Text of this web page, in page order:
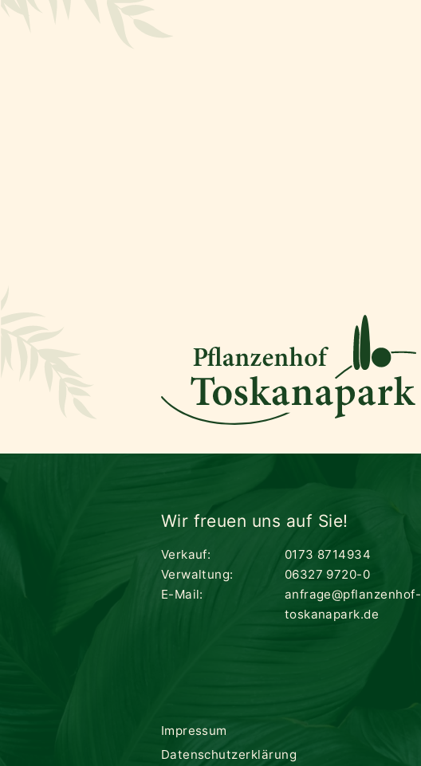
Wir freuen uns auf Sie!
Verkauf:
0173 8714934
Verwaltung:
06327 9720-0
E-Mail:
anfrage@pflanzenhof-
toskanapark.de
Impressum
Datenschutzerklärung